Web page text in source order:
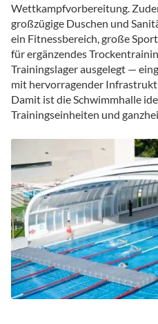
Wettkampfvorbereitung.
großzügige Duschen und
ein Fitnessbereich, große
für ergänzendes
Trainingslager ausgelegt —
mit hervorragender
Damit ist die Schwimmhalle
Trainingseinheiten und